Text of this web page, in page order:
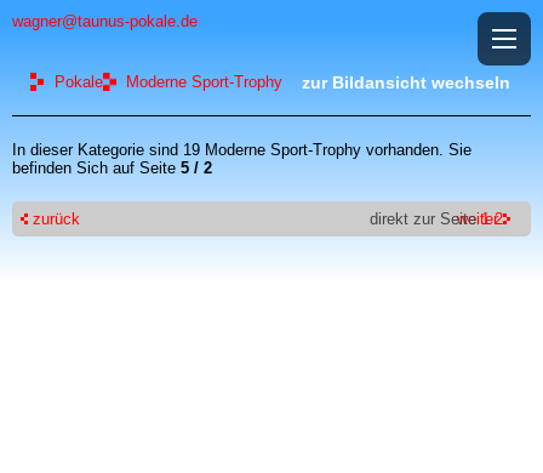
wagner@taunus-pokale.de
Pokale Moderne Sport-Trophy zur Bildansicht wechseln
In dieser Kategorie sind 19 Moderne Sport-Trophy vorhanden. Sie
befinden Sich auf Seite 5 / 2
zurück direkt zur Seite1 2
weiter